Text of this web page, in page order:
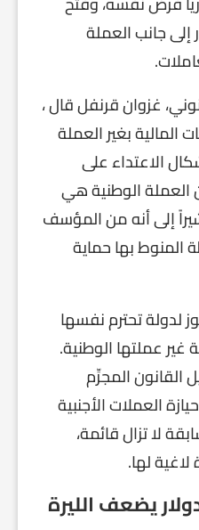
إلى جانب العملة
غزوان قرنفل قال ،
المالية بغير العملة
الاعتداء على
العملة الوطنية هي
إلى أنه من المؤسف
بها حماية
لدولة تحترم نفسها
غير عملتها الوطنية.
القانون المجرِّم
العملات الأجنبية
لا تزال قائمة،
لها.
يضعف الليرة